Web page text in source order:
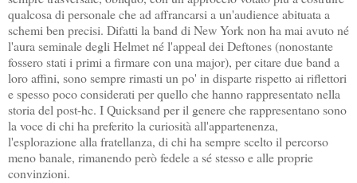
qualcosa di personale che ad affrancarsi a un'audience abituata a
schemi ben precisi. Difatti la band di New York non ha mai avuto né
l'aura seminale degli Helmet né l'appeal dei Deftones (nonostante
fossero stati i primi a firmare con una major), per citare due band a
loro affini, sono sempre rimasti un po' in disparte rispetto ai riflettori
e spesso poco considerati per quello che hanno rappresentato nella
storia del post-hc. I Quicksand per il genere che rappresentano sono
la voce di chi ha preferito la curiosità all'appartenenza,
l'esplorazione alla fratellanza, di chi ha sempre scelto il percorso
meno banale, rimanendo però fedele a sé stesso e alle proprie
convinzioni.